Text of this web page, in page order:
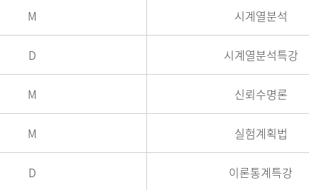
M 시계열분석
D 시계열분석특강
M 신뢰수명론
M 실험계획법
D 이론통계특강